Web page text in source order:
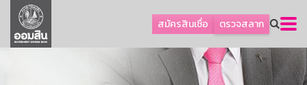
สมัครสินเชื่อ ตรวจสลาก
ลูกค้าธุรกิจ
ลูกค้าผู้ประกอบรายย่อย